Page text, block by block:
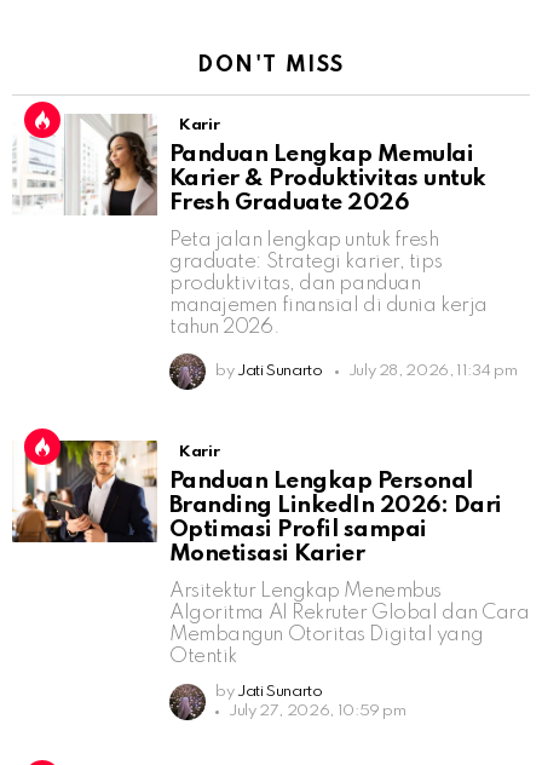
DON'T MISS
Karir
Panduan Lengkap Memulai
Karier & Produktivitas untuk
Fresh Graduate 2026
Peta jalan lengkap untuk fresh
graduate: Strategi karier, tips
produktivitas, dan panduan
manajemen finansial di dunia kerja
tahun 2026.
by Jati Sunarto July 28, 2026, 11:34 pm
Karir
Panduan Lengkap Personal
Branding LinkedIn 2026: Dari
Optimasi Profil sampai
Monetisasi Karier
Arsitektur Lengkap Menembus
Algoritma AI Rekruter Global dan Cara
Membangun Otoritas Digital yang
Otentik
by Jati Sunarto
July 27, 2026, 10:59 pm